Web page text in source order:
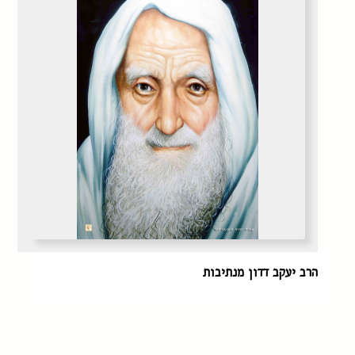
הרב יעקב דדון מנתיבות